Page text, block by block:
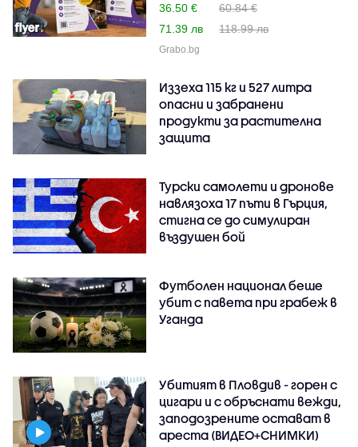
36.50 €
60.84 €
71.39 лв
118.99 лв
Grabo.bg
Иззеха 115 кг и 527 литра
опасни и забранени
продукти за растителна
защита
Турски самолети и дронове
навлязоха 17 пъти в Гърция,
стигна се до симулиран
въздушен бой
Футболен национал беше
убит с павета при грабеж в
Уганда
Убитият в Пловдив - горен с
цигари и с обръснати вежди,
заподозрените остават в
ареста (ВИДЕО+СНИМКИ)